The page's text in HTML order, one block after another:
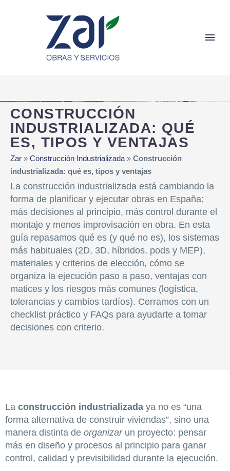
CONSTRUCCIÓN
INDUSTRIALIZADA: QUÉ
ES, TIPOS Y VENTAJAS
Zar » Construcción Industrializada » Construcción
industrializada: qué es, tipos y ventajas
La construcción industrializada está cambiando la
forma de planificar y ejecutar obras en España:
más decisiones al principio, más control durante el
montaje y menos improvisación en obra. En esta
guía repasamos qué es (y qué no es), los sistemas
más habituales (2D, 3D, híbridos, pods y MEP),
materiales y criterios de elección, cómo se
organiza la ejecución paso a paso, ventajas con
matices y los riesgos más comunes (logística,
tolerancias y cambios tardíos). Cerramos con un
checklist práctico y FAQs para ayudarte a tomar
decisiones con criterio.
La construcción industrializada ya no es “una
forma alternativa de construir viviendas”, sino una
manera distinta de organizarun proyecto: pensar
más en diseño y procesos al principio para ganar
control, calidad y previsibilidad durante la ejecución.